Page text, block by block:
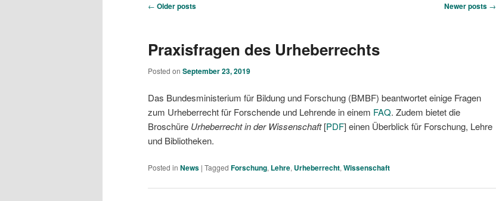
Post navigation
← Older posts Newer posts →
Praxisfragen des Urheberrechts
Posted on September 23, 2019
Das Bundesministerium für Bildung und Forschung (BMBF) beantwortet einige Fragen
zum Urheberrecht für Forschende und Lehrende in einem FAQ. Zudem bietet die
Broschüre Urheberrecht in der Wissenschaft[PDF] einen Überblick für Forschung, Lehre
und Bibliotheken.
Posted in News | Tagged Forschung, Lehre, Urheberrecht, Wissenschaft